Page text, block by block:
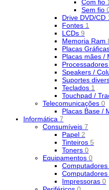
Com fio 1
Sem fio
Drive DVD/CD
Fontes 1
LCDs 9
Memoria Ram
Placas
Placas mães /
Processadores
Speakers /
Suportes
Teclados 1
Touchpad /
Telecomunicações 0
Placas Base /
Informática 7
Consumíveis 7
Papel 2
Tinteiros 5
Toners 0
Equipamentos 0
Computadores
Impressoras 0